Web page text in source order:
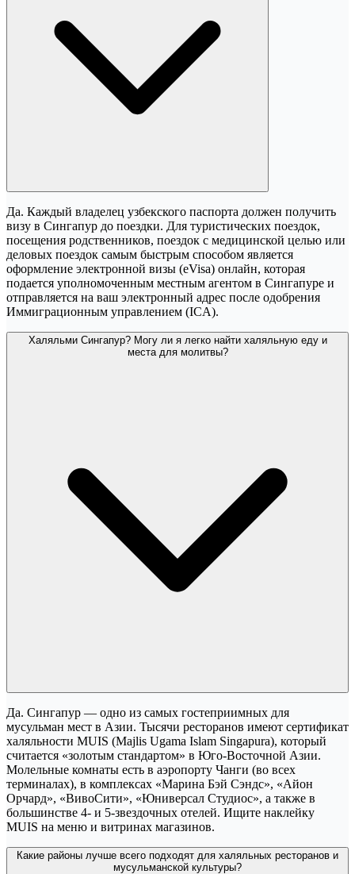
Да. Каждый владелец узбекского паспорта должен получить
визу в Сингапур до поездки. Для туристических поездок,
посещения родственников, поездок с медицинской целью или
деловых поездок самым быстрым способом является
оформление электронной визы (eVisa) онлайн, которая
подается уполномоченным местным агентом в Сингапуре и
отправляется на ваш электронный адрес после одобрения
Иммиграционным управлением (ICA).
Халяльми Сингапур? Могу ли я легко найти халяльную еду и
места для молитвы?
Да. Сингапур — одно из самых гостеприимных для
мусульман мест в Азии. Тысячи ресторанов имеют сертификат
халяльности MUIS (Majlis Ugama Islam Singapura), который
считается «золотым стандартом» в Юго-Восточной Азии.
Молельные комнаты есть в аэропорту Чанги (во всех
терминалах), в комплексах «Марина Бэй Сэндс», «Айон
Орчард», «ВивоСити», «Юниверсал Студиос», а также в
большинстве 4- и 5-звездочных отелей. Ищите наклейку
MUIS на меню и витринах магазинов.
Какие районы лучше всего подходят для халяльных ресторанов и
мусульманской культуры?